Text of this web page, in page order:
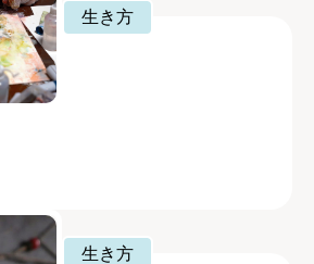
生き方
生き方